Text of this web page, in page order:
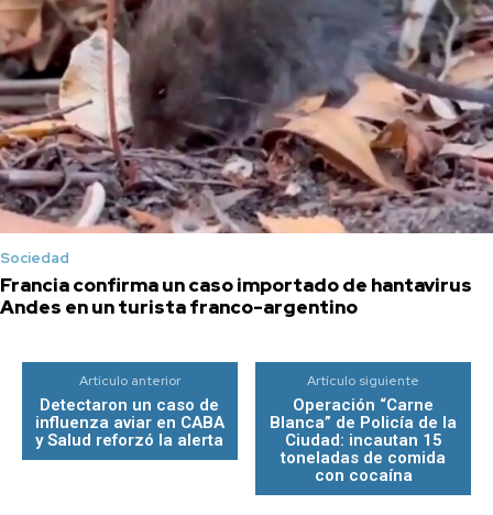
Sociedad
Francia confirma un caso importado de hantavirus
Andes en un turista franco-argentino
Artículo anterior
Detectaron un caso de
influenza aviar en CABA
y Salud reforzó la alerta
Artículo siguiente
Operación “Carne
Blanca” de Policía de la
Ciudad: incautan 15
toneladas de comida
con cocaína